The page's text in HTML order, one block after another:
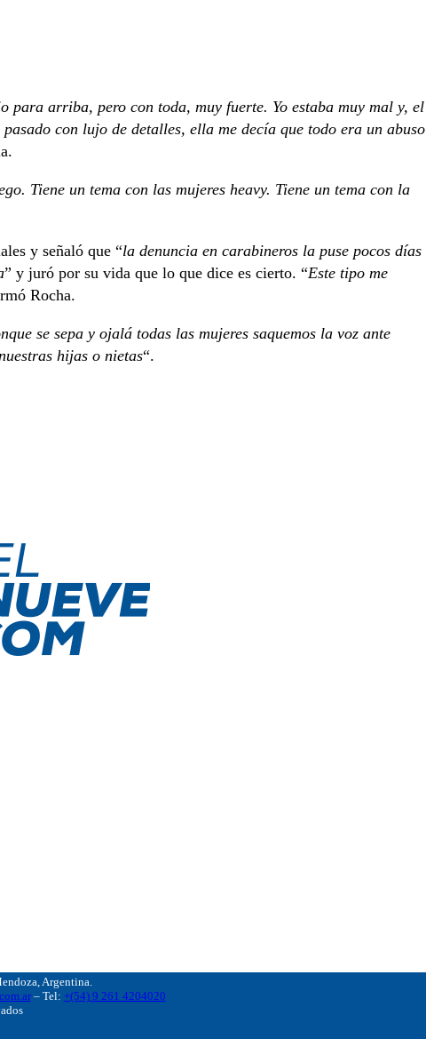
para arriba, pero con toda, muy fuerte. Yo estaba muy mal y, el
con lujo de detalles, ella me decía que todo era un abuso
Tiene un tema con las mujeres heavy. Tiene un tema con la
y señaló que “la denuncia en carabineros la puse pocos días
” y juró por su vida que lo que dice es cierto. “Este tipo me
Rocha.
se sepa y ojalá todas las mujeres saquemos la voz ante
hijas o nietas“.
Argentina.
– Tel: +(54) 9 261 4204020